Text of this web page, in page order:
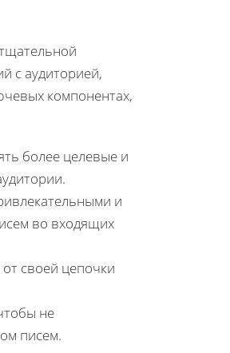
с аудиторией,
компонентах,
более целевые и
и
во входящих
своей цепочки
не
писем.